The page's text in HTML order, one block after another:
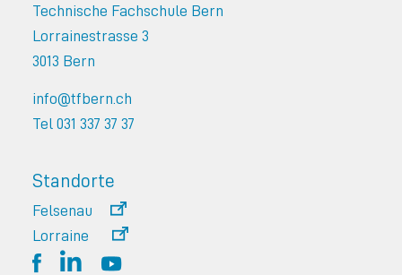
Technische Fachschule Bern
Lorrainestrasse 3
3013 Bern
info@tfbern.ch
Tel 031 337 37 37
Standorte
Felsenau
Lorraine